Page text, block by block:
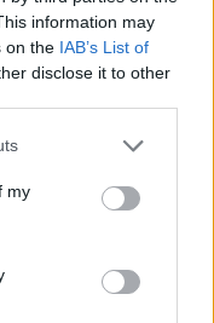
information may
on the IAB’s List of
disclose it to other
or more Google
You may click to
third-party tags to
in below Google
my
Χόκαμ πως η
μεταδίδεται
παραπάνω
καθαρότητας
20dB/χλμ
ινών να
στη